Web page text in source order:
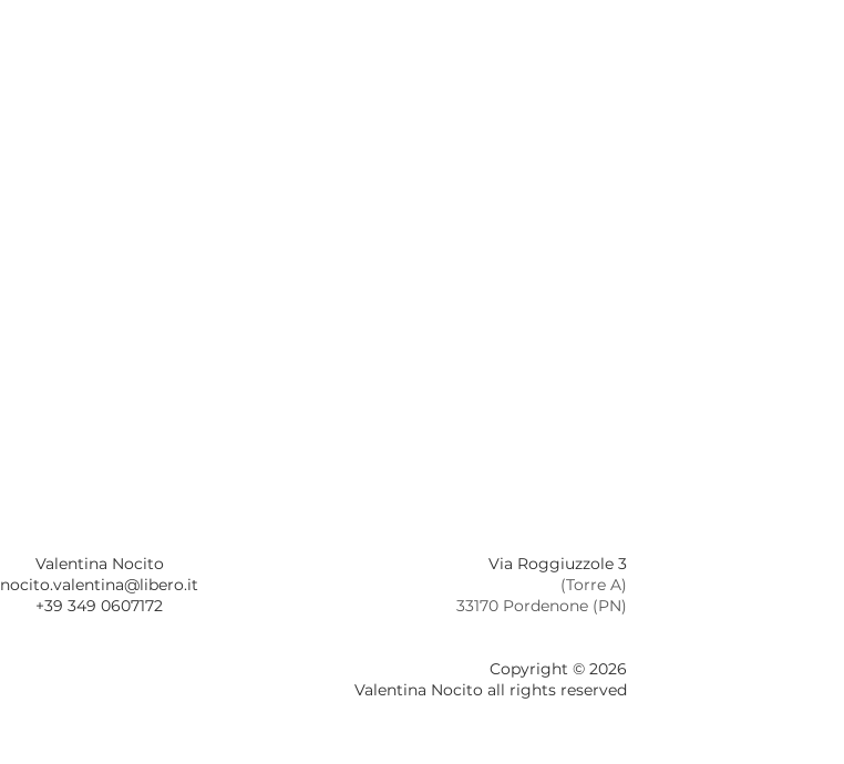
Valentina Nocito
nocito.valentina@libero.it
+39 349 0607172
Via Roggiuzzole 3
(Torre A)
33170 Pordenone (PN)
Copyright © 2026
Valentina Nocito all rights reserved